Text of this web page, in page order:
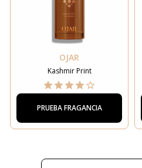
OJAR
Kashmir Print
PRUEBA FRAGANCIA